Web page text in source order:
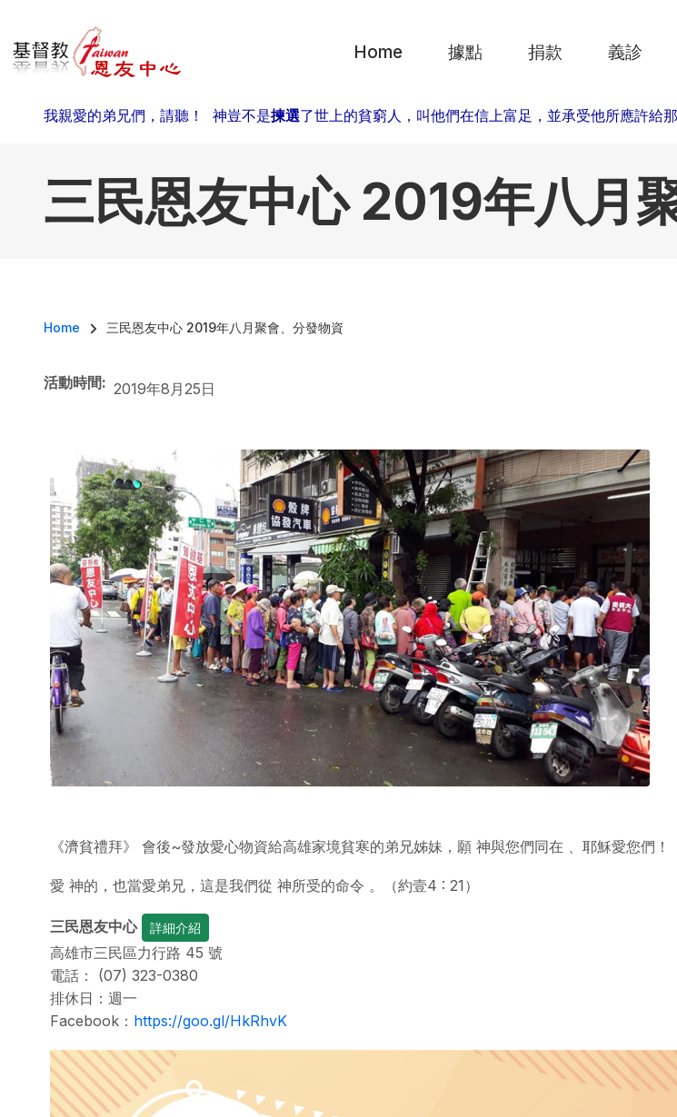
Home 據點 捐款 義診
我親愛的弟兄們，請聽！ 神豈不是揀選了世上的貧窮人，叫他們在信上富足，並承受他所應許給
三民恩友中心 2019年八月
導航連結
Home 三民恩友中心 2019年八月聚會、分發物資
活動時間 2019年8月25日
《濟貧禮拜》 會後~發放愛心物資給高雄家境貧寒的弟兄姊妹，願 神與您們同在 、耶穌愛您們！
愛 神的，也當愛弟兄，這是我們從 神所受的命令 。（約壹4 : 21）
三民恩友中心 詳細介紹
高雄市三民區力行路 45 號
電話：
(07) 323-0380
排休日：週一
Facebook： https://goo.gl/HkRhvK